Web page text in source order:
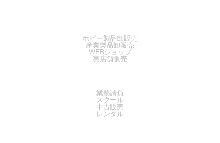
ホビー製品卸販売
産業製品卸販売
WEBショップ
実店舗販売
業務請負
スクール
中古販売
レンタル